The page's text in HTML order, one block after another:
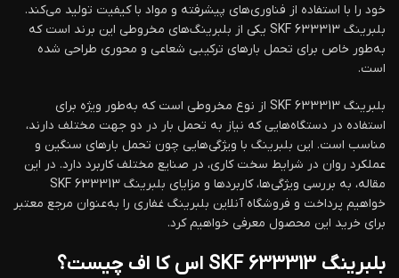
خود را با استفاده از فناوری‌های پیشرفته و مواد با کیفیت تولید می‌کند.
بلبرینگ SKF 633313 یکی از بلبرینگ‌های مخروطی این برند است که
به‌طور خاص برای تحمل بارهای ترکیبی شعاعی و محوری طراحی شده
است.
بلبرینگ 633313 SKF از نوع مخروطی است که به‌طور ویژه برای
استفاده در دستگاه‌هایی که نیاز به تحمل بار در دو جهت مختلف دارند،
مناسب است. این بلبرینگ با ویژگی‌هایی چون تحمل بارهای سنگین و
عملکرد روان در شرایط سخت کاری، در صنایع مختلف کاربرد دارد. در این
مقاله، به بررسی ویژگی‌ها، کاربردها و مزایای بلبرینگ SKF 633313
خواهیم پرداخت و فروشگاه آنلاین بلبرینگ غفاری را به‌عنوان مرجع معتبر
برای خرید این محصول معرفی خواهیم کرد.
بلبرینگ 633313 SKF اس کا اف چیست؟